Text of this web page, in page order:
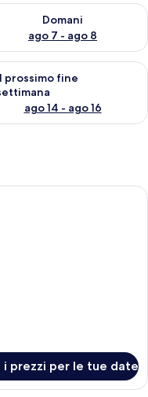
ago 6 - ago 7
Domani
ago 7 - ago 8
la disponibilità per
settimana, ago 7 - ago
prossimo fine
ago 14 - ago 16
la disponibilità per il
d'albergo moderna con
i prezzi per le tue date